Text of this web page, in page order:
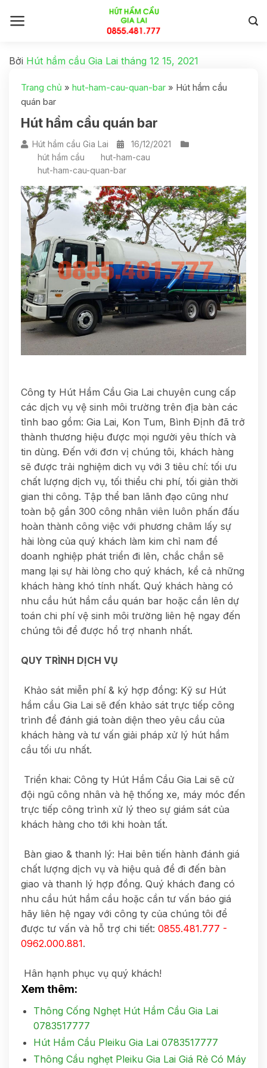
Bởi Hút hầm cầu Gia Lai tháng 12 15, 2021
Trang chủ » hut-ham-cau-quan-bar » Hút hầm cầu
quán bar
Hút hầm cầu quán bar
Hút hầm cầu Gia Lai
16/12/2021
hút hầm cầu
hut-ham-cau
hut-ham-cau-quan-bar
Công ty Hút Hầm Cầu Gia Lai chuyên cung cấp
các dịch vụ vệ sinh môi trường trên địa bàn các
tỉnh bao gồm: Gia Lai, Kon Tum, Bình Định đã trở
thành thương hiệu được mọi người yêu thích và
tin dùng. Đến với đơn vị chúng tôi, khách hàng
sẽ được trải nghiệm dich vụ với 3 tiêu chí: tối ưu
chất lượng dịch vụ, tối thiểu chi phí, tối giản thời
gian thi công. Tập thể ban lãnh đạo cũng như
toàn bộ gần 300 công nhân viên luôn phấn đấu
hoàn thành công việc với phương châm lấy sự
hài lòng của quý khách làm kim chỉ nam để
doanh nghiệp phát triển đi lên, chắc chắn sẽ
mang lại sự hài lòng cho quý khách, kể cả những
khách hàng khó tính nhất. Quý khách hàng có
nhu cầu hút hầm cầu quán bar hoặc cần lên dự
toán chi phí vệ sinh môi trường liên hệ ngay đến
chúng tôi để được hổ trợ nhanh nhất.
QUY TRÌNH DỊCH VỤ
Khảo sát miễn phí & ký hợp đồng: Kỹ sư Hút
hầm cầu Gia Lai sẽ đến khảo sát trực tiếp công
trình để đánh giá toàn diện theo yêu cầu của
khách hàng và tư vấn giải pháp xử lý hút hầm
cầu tối ưu nhất.
Triển khai: Công ty Hút Hầm Cầu Gia Lai sẽ cử
đội ngũ công nhân và hệ thống xe, máy móc đến
trực tiếp công trình xử lý theo sự giám sát của
khách hàng cho tới khi hoàn tất.
Bàn giao & thanh lý: Hai bên tiến hành đánh giá
chất lượng dịch vụ và hiệu quả để đi đến bàn
giao và thanh lý hợp đồng. Quý khách đang có
nhu cầu hút hầm cầu hoặc cần tư vấn báo giá
hãy liên hệ ngay với công ty của chúng tôi để
được tư vấn và hỗ trợ chi tiết: 0855.481.777 -
0962.000.881.
Hân hạnh phục vụ quý khách!
Xem thêm:
Thông Cống Nghẹt Hút Hầm Cầu Gia Lai
0783517777
Hút Hầm Cầu Pleiku Gia Lai 0783517777
Thông Cầu nghẹt Pleiku Gia Lai Giá Rẻ Có Máy